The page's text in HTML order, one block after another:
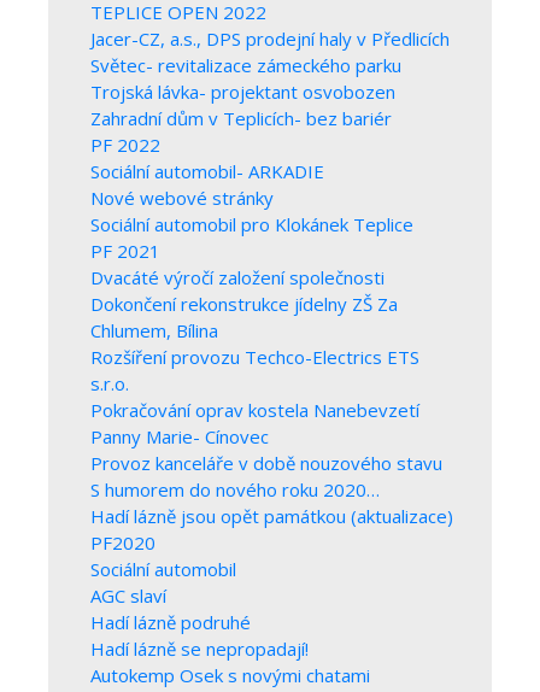
TEPLICE OPEN 2022
Jacer-CZ, a.s., DPS prodejní haly v Předlicích
Světec- revitalizace zámeckého parku
Trojská lávka- projektant osvobozen
Zahradní dům v Teplicích- bez bariér
PF 2022
Sociální automobil- ARKADIE
Nové webové stránky
Sociální automobil pro Klokánek Teplice
PF 2021
Dvacáté výročí založení společnosti
Dokončení rekonstrukce jídelny ZŠ Za
Chlumem, Bílina
Rozšíření provozu Techco-Electrics ETS
s.r.o.
Pokračování oprav kostela Nanebevzetí
Panny Marie- Cínovec
Provoz kanceláře v době nouzového stavu
S humorem do nového roku 2020…
Hadí lázně jsou opět památkou (aktualizace)
PF2020
Sociální automobil
AGC slaví
Hadí lázně podruhé
Hadí lázně se nepropadají!
Autokemp Osek s novými chatami